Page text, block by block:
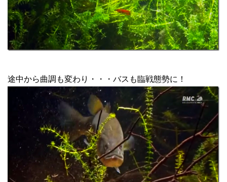
途中から曲調も変わり・・・バスも臨戦態勢に！